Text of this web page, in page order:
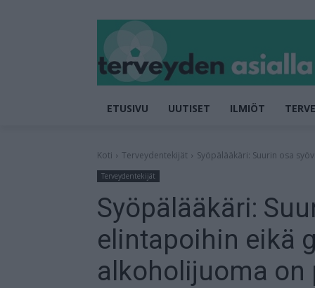
ETUSIVU UUTISET ILMIÖT
Koti Terveydentekijät Syöpälääkäri: Suurin osa
Terveydentekijät
Syöpälääkäri:
elintapoihin eikä
alkoholijuoma on